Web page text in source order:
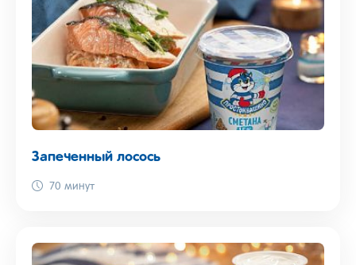
Запеченный лосось
70 минут